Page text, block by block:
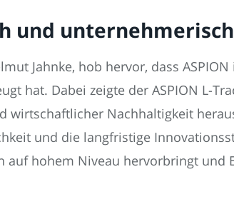
Jahnke, hob hervor, dass
hat. Dabei zeigte der ASPION L-
wirtschaftlicher Nachhaltigkeit
und die langfristige
hohem Niveau hervorbringt und